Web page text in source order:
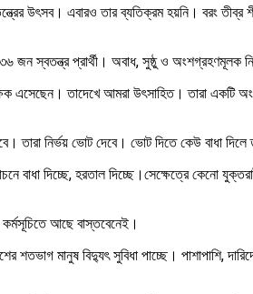
উৎসব। এবারও তার ব্যতিক্রম হয়নি। বরং তীব্র
জন স্বতন্ত্র প্রার্থী। অবাধ, সুষ্ঠু ও অংশগ্রহণমূলক
এসেছেন। তাদেখে আমরা উৎসাহিত। তারা একটি
তারা নির্ভয় ভোট দেবে। ভোট দিতে কেউ বাধা
বাধা দিচ্ছে, হরতাল দিচ্ছে।সেক্ষেত্রে কেনো
কর্মসূচিতে আছে বাস্তবেনেই।
শতভাগ মানুষ বিদ্যুৎ সুবিধা পাচ্ছে। পাশাপাশি,